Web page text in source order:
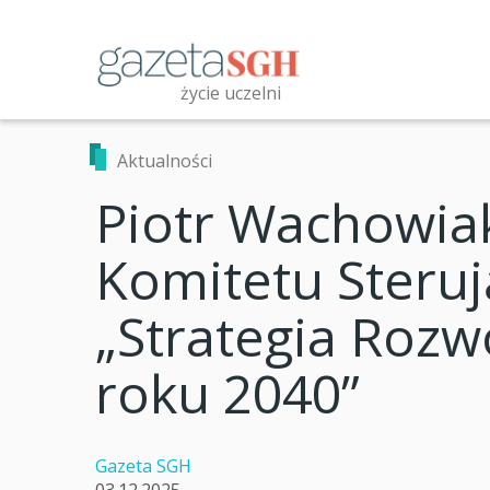
życie uczelni
Przeszukaj witrynę
Aktualności
Piotr
Komitetu
„Strategia
roku 2040”
Gazeta SGH